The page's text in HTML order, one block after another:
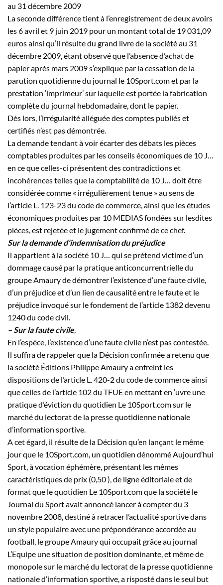
au 31 décembre 2009
La seconde différence tient à l’enregistrement de deux avoirs
les 6 avril et 9 juin 2019 pour un montant total de 19 031,09
euros ainsi qu’il résulte du grand livre de la société au 31
décembre 2009, étant observé que l’absence d’achat de
papier après mars 2009 s’explique par la cessation de la
parution quotidienne du journal le 10Sport.com et par la
prestation ‘imprimeur’ sur laquelle est portée la fabrication
complète du journal hebdomadaire, dont le papier.
Dès lors, l’irrégularité alléguée des comptes publiés et
certifiés n’est pas démontrée.
La demande tendant à voir écarter des débats les pièces
comptables produites par les conseils économiques de 10 J…
en ce que celles-ci présentent des contradictions et
incohérences telles que la comptabilité de 10 J… doit être
considérée comme « irrégulièrement tenue » au sens de
l’article L. 123-23 du code de commerce, ainsi que les études
économiques produites par 10 MEDIAS fondées sur lesdites
pièces, est rejetée et le jugement confirmé de ce chef.
Sur la demande d’indemnisation du préjudice
Il appartient à la société 10 J… qui se prétend victime d’un
dommage causé par la pratique anticoncurrentrielle du
groupe Amaury de démontrer l’existence d’une faute civile,
d’un préjudice et d’un lien de causalité entre le faute et le
préjudice invoqué sur le fondement de l’article 1382 devenu
1240 du code civil.
– Sur la faute civile,
En l’espèce, l’existence d’une faute civile n’est pas contestée.
Il suffira de rappeler que la Décision confirmée a retenu que
la société Éditions Philippe Amaury a enfreint les
dispositions de l’article L. 420-2 du code de commerce ainsi
que celles de l’article 102 du TFUE en mettant en ‘uvre une
pratique d’éviction du quotidien Le 10Sport.com sur le
marché du lectorat de la presse quotidienne nationale
d’information sportive.
A cet égard, il résulte de la Décision qu’en lançant le même
jour que le 10Sport.com, un quotidien dénommé Aujourd’hui
Sport, à vocation éphémère, présentant les mêmes
caractéristiques de prix (0,50 ), de ligne éditoriale et de
format que le quotidien Le 10Sport.com que la société le
Journal du Sport avait annoncé lancer à compter du 3
novembre 2008, destiné à retracer l’actualité sportive dans
un style populaire avec une prépondérance accordée au
football, le groupe Amaury qui occupait grâce au journal
L’Equipe une situation de position dominante, et même de
monopole sur le marché du lectorat de la presse quotidienne
nationale d’information sportive, a risposté dans le seul but